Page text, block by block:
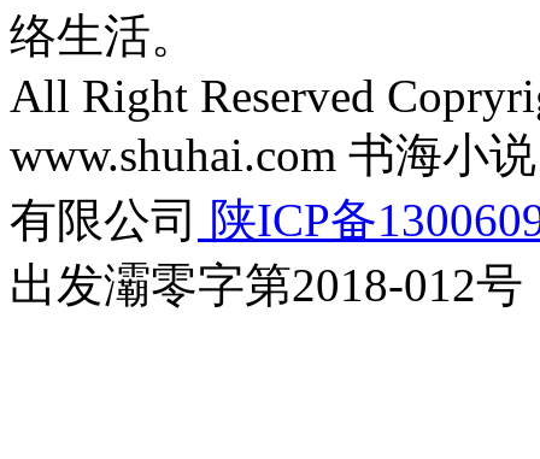
络生活。
All Right Reserved
www.shuhai.com 书海小
有限公司 陕ICP备
出发灞零字第2018-012号